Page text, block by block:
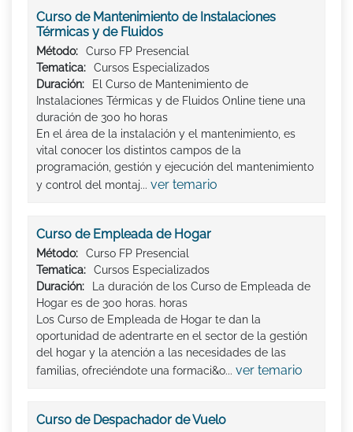
Curso de Mantenimiento de Instalaciones
Térmicas y de Fluidos
Método:
Curso FP Presencial
Tematica:
Cursos Especializados
Duración:
El Curso de Mantenimiento de
Instalaciones Térmicas y de Fluidos Online tiene una
duración de 300 ho horas
En el área de la instalación y el mantenimiento, es
vital conocer los distintos campos de la
programación, gestión y ejecución del mantenimiento
y control del montaj... ver temario
Curso de Empleada de Hogar
Método:
Curso FP Presencial
Tematica:
Cursos Especializados
Duración:
La duración de los Curso de Empleada de
Hogar es de 300 horas. horas
Los Curso de Empleada de Hogar te dan la
oportunidad de adentrarte en el sector de la gestión
del hogar y la atención a las necesidades de las
familias, ofreciéndote una formaci&o... ver temario
Curso de Despachador de Vuelo